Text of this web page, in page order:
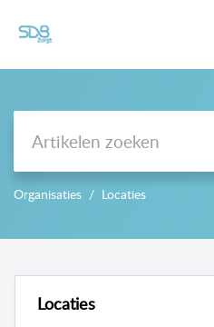
Organisaties Locaties
Locaties